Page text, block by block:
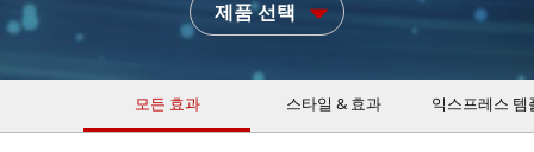
제품 선택
모든 효과 스타일 & 효과 익스프레스 템